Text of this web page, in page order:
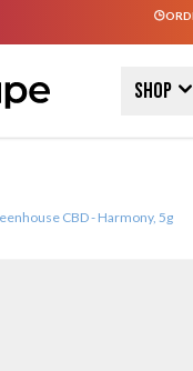
Shop
CBD - Harmony, 5g